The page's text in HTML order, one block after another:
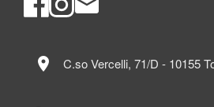
location_on C.so Vercelli, 71/D - 10155